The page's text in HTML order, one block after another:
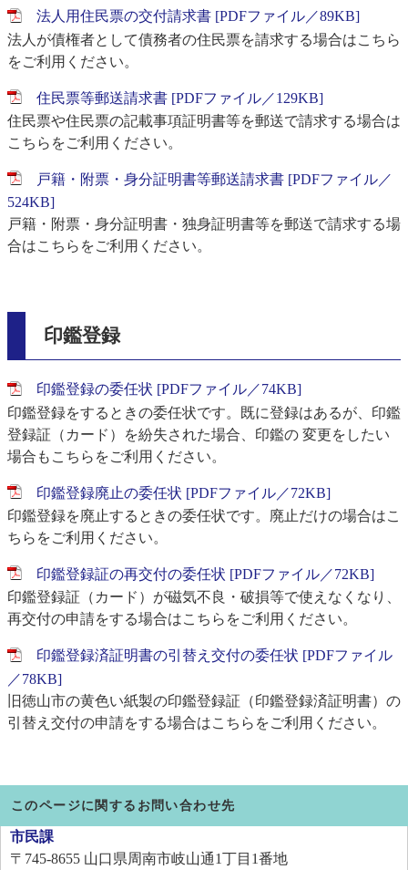
法人用住民票の交付請求書 [PDFファイル／89KB]
法人が債権者として債務者の住民票を請求する場合はこちら
をご利用ください。
住民票等郵送請求書 [PDFファイル／129KB]
住民票や住民票の記載事項証明書等を郵送で請求する場合は
こちらをご利用ください。
戸籍・附票・身分証明書等郵送請求書 [PDFファイル／
524KB]
戸籍・附票・身分証明書・独身証明書等を郵送で請求する場
合はこちらをご利用ください。
印鑑登録
印鑑登録の委任状 [PDFファイル／74KB]
印鑑登録をするときの委任状です。既に登録はあるが、印鑑
登録証（カード）を紛失された場合、印鑑の 変更をしたい
場合もこちらをご利用ください。
印鑑登録廃止の委任状 [PDFファイル／72KB]
印鑑登録を廃止するときの委任状です。廃止だけの場合はこ
ちらをご利用ください。
印鑑登録証の再交付の委任状 [PDFファイル／72KB]
印鑑登録証（カード）が磁気不良・破損等で使えなくなり、
再交付の申請をする場合はこちらをご利用ください。
印鑑登録済証明書の引替え交付の委任状 [PDFファイル
／78KB]
旧徳山市の黄色い紙製の印鑑登録証（印鑑登録済証明書）の
引替え交付の申請をする場合はこちらをご利用ください。
このページに関するお問い合わせ先
市民課
〒745-8655 山口県周南市岐山通1丁目1番地